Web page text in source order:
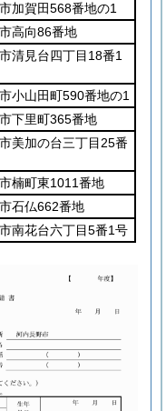
加賀田568番地の1
高向86番地
清見台四丁目18番1
小山田町590番地の1
下里町365番地
美加の台三丁目25番
楠町東1011番地
石仏662番地
南花台六丁目5番1号